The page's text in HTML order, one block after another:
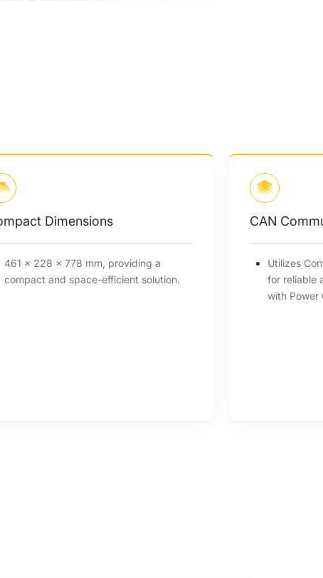
Dimensions
461 × 228 × 778 mm, providing a
compact and space-efficient solution.
CAN
Utilizes
for reliable
with Power